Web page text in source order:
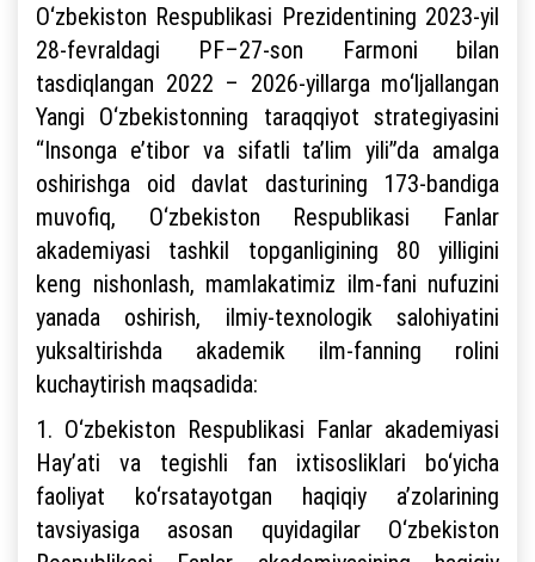
O‘zbekiston Respublikasi Prezidentining 2023-yil
28-fevraldagi PF–27-son Farmoni bilan
tasdiqlangan 2022 – 2026-yillarga mo‘ljallangan
Yangi O‘zbekistonning taraqqiyot strategiyasini
“Insonga e’tibor va sifatli ta’lim yili”da amalga
oshirishga oid davlat dasturining 173-bandiga
muvofiq, O‘zbekiston Respublikasi Fanlar
akademiyasi tashkil topganligining 80 yilligini
keng nishonlash, mamlakatimiz ilm-fani nufuzini
yanada oshirish, ilmiy-texnologik salohiyatini
yuksaltirishda akademik ilm-fanning rolini
kuchaytirish maqsadida:
1. O‘zbekiston Respublikasi Fanlar akademiyasi
Hay’ati va tegishli fan ixtisosliklari bo‘yicha
faoliyat ko‘rsatayotgan haqiqiy a’zolarining
tavsiyasiga asosan quyidagilar O‘zbekiston